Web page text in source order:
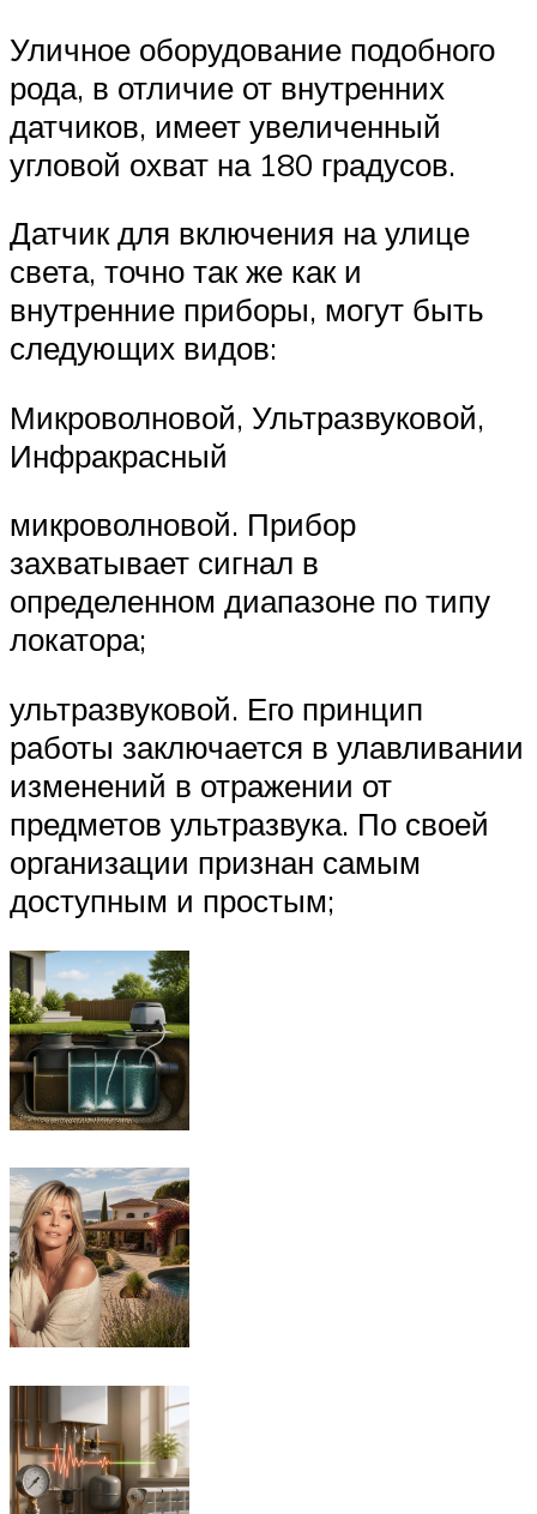
Уличное оборудование подобного
рода, в отличие от внутренних
датчиков, имеет увеличенный
угловой охват на 180 градусов.
Датчик для включения на улице
света, точно так же как и
внутренние приборы, могут быть
следующих видов:
Микроволновой, Ультразвуковой,
Инфракрасный
микроволновой. Прибор
захватывает сигнал в
определенном диапазоне по типу
локатора;
ультразвуковой. Его принцип
работы заключается в улавливании
изменений в отражении от
предметов ультразвука. По своей
организации признан самым
доступным и простым;